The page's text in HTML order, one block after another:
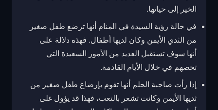
الخير إلى حياتها.
في حالة رؤية السيدة في المنام أنها ترضع طفل صغير
من الثدي الأيمن وكان لديها أطفال. فهذه دلالة على
أنها سوف تستقبل العديد من الأمور السعيدة التي
تخصهم في خلال الأيام القادمة.
إذا رأت صاحبة الحلم أنها تقوم بإرضاع طفل صغير من
ثديها الأيمن وكانت تشعر بالتعب، فهذا قد يؤول غلى